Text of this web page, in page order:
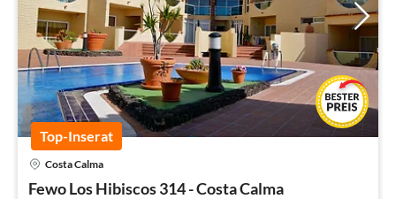
Top-Inserat
Costa Calma
Fewo Los Hibiscos 314 - Costa Calma